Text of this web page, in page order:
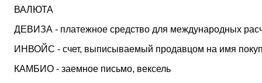
ВАЛЮТА
ДЕВИЗА - платежное средство для международных
ИНВОЙС - счет, выписываемый продавцом на имя
КАМБИО - заемное письмо, вексель